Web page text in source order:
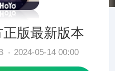
版最新版本
2024-05-14 00:00